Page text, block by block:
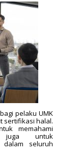
pelaku UMK
sertifikasi halal.
memahami
juga untuk
dalam seluruh